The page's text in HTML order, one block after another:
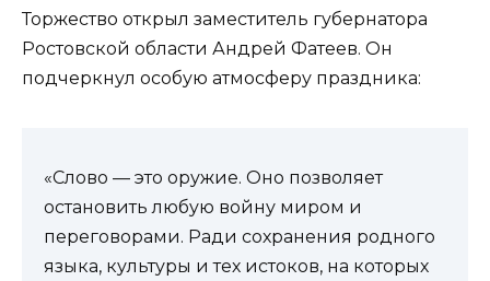
Торжество открыл заместитель губернатора
Ростовской области Андрей Фатеев. Он
подчеркнул особую атмосферу праздника:
«Слово — это оружие. Оно позволяет
остановить любую войну миром и
переговорами. Ради сохранения родного
языка, культуры и тех истоков, на которых